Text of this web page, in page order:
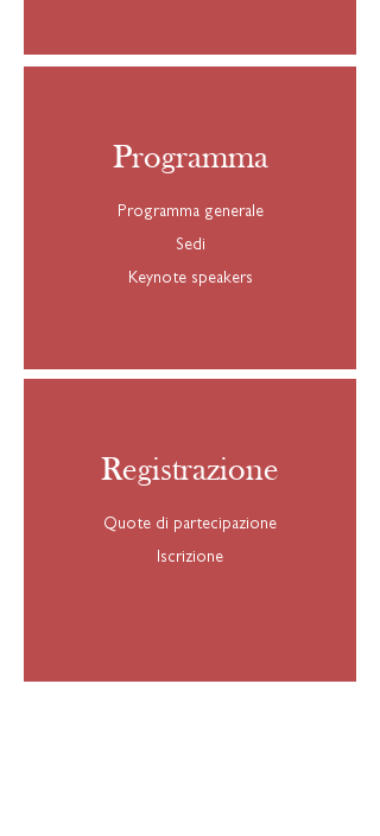
Programma
Programma generale
Sedi
Keynote speakers
Registrazione
Quote di partecipazione
Iscrizione